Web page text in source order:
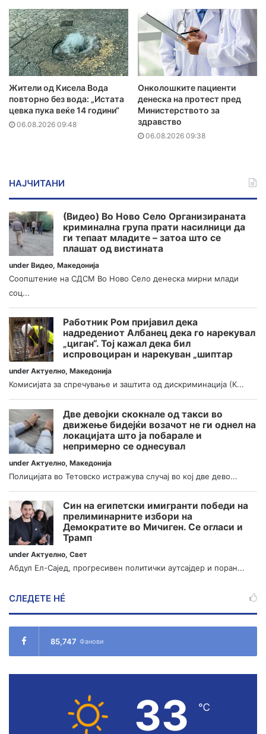
Жители од Кисела Вода
повторно без вода: „Истата
цевка пука веќе 14 години“
06.08.2026 09:48
Онколошките пациенти
денеска на протест пред
Министерството за
здравство
06.08.2026 09:38
НАЈЧИТАНИ
(Видео) Во Ново Село Организираната
криминална група прати насилници да
ги тепаат младите – затоа што се
плашат од вистината
under Видео, Македонија
Соопштение на СДСМ Во Ново Село денеска мирни млади
соц...
Работник Ром пријавил дека
надредениот Албанец дека го нарекувал
„циган“. Тој кажал дека бил
испровоциран и нарекуван „шиптар
under Актуелно, Македонија
Комисијата за спречување и заштита од дискриминација (К...
Две девојки скокнале од такси во
движење бидејќи возачот не ги однел на
локацијата што ја побарале и
непримерно се однесувал
under Актуелно, Македонија
Полицијата во Тетовско истражува случај во кој две дево...
Син на египетски имигранти победи на
прелиминарните избори на
Демократите во Мичиген. Се огласи и
Трамп
under Актуелно, Свет
Абдул Ел-Сајед, прогресивен политички аутсајдер и поран...
СЛЕДЕТЕ НÉ
85,747 Фанови
33 ℃